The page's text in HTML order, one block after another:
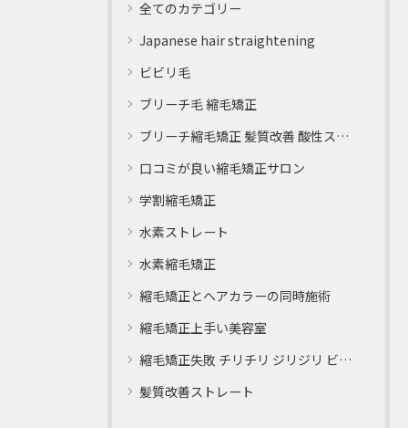
全てのカテゴリー
Japanese hair straightening
ビビリ毛
ブリーチ毛 縮毛矯正
ブリーチ縮毛矯正 髪質改善 酸性ストレート
口コミが良い縮毛矯正サロン
学割縮毛矯正
水素ストレート
水素縮毛矯正
縮毛矯正とヘアカラーの同時施術
縮毛矯正上手い美容室
縮毛矯正失敗 チリチリ ジリジリ ビビり直し専門
髪質改善ストレート